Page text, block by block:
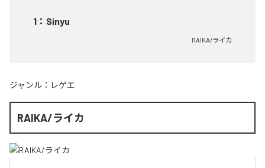
1 ： Sinyu
RAIKA/ライカ
ジャンル： レゲエ
RAIKA/ライカ